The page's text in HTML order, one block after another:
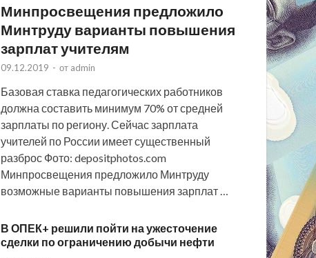
Минпросвещения предложило
Минтруду варианты повышения
зарплат учителям
09.12.2019 - от admin
Базовая ставка педагогических работников
должна составить минимум 70% от средней
зарплаты по региону. Сейчас зарплата
учителей по России имеет существенный
разброс Фото: depositphotos.com
Минпросвещения предложило Минтруду
возможные варианты повышения зарплат …
В ОПЕК+ решили пойти на ужесточение
сделки по ограничению добычи нефти